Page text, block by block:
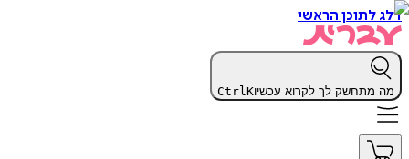
דלג לתוכן הראשי
מה מתחשק לך לקרוא עכשיו CtrlK